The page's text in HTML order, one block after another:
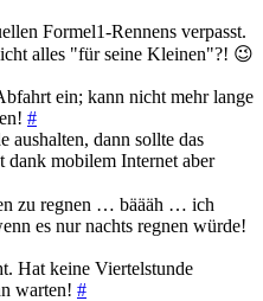
Formel1-Rennens verpasst.
alles "für seine Kleinen"?! 😉
ein; kann nicht mehr lange
#
aushalten, dann sollte das
mobilem Internet aber
zu regnen … bäääh … ich
es nur nachts regnen würde!
Hat keine Viertelstunde
warten! #